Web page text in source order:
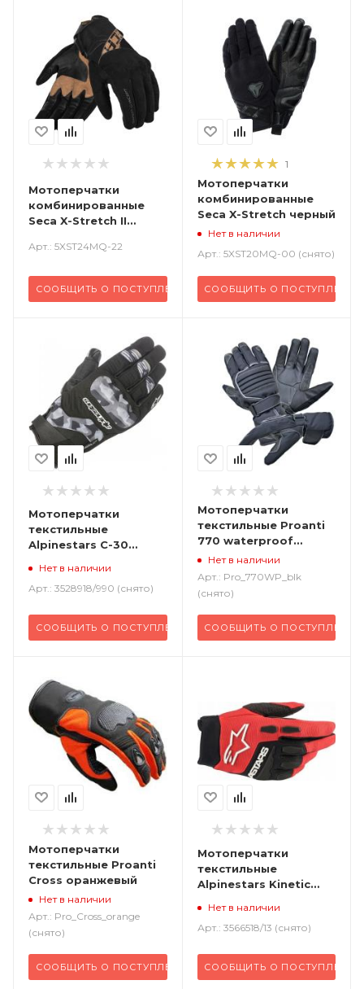
Мотоперчатки
комбинированные
Seca X-Stretch II
Арт.: 5XST24MQ-22
СООБЩИТЬ О ПОСТУПЛЕНИИ
1
Мотоперчатки
комбинированные
Seca X-Stretch черный
Нет в наличии
Арт.: 5XST20MQ-00 (снято)
СООБЩИТЬ О ПОСТУПЛЕНИИ
Мотоперчатки
текстильные
Alpinestars C-30
Нет в наличии
Арт.: 3528918/990 (снято)
СООБЩИТЬ О ПОСТУПЛЕНИИ
Мотоперчатки
текстильные Proanti
770 waterproof
черный
Нет в наличии
Арт.: Pro_770WP_blk
(снято)
СООБЩИТЬ О ПОСТУПЛЕНИИ
Мотоперчатки
текстильные Proanti
Cross оранжевый
Нет в наличии
Арт.: Pro_Cross_orange
(снято)
СООБЩИТЬ О ПОСТУПЛЕНИИ
Мотоперчатки
текстильные
Alpinestars Kinetic
Нет в наличии
Арт.: 3566518/13 (снято)
СООБЩИТЬ О ПОСТУПЛЕНИИ